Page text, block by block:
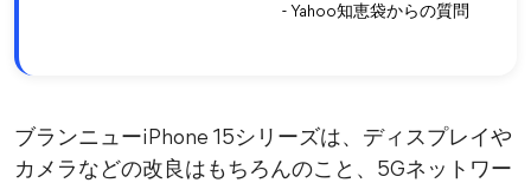
- Yahoo知恵袋からの質問
ブランニューiPhone 15シリーズは、ディスプレイや
カメラなどの改良はもちろんのこと、5Gネットワー